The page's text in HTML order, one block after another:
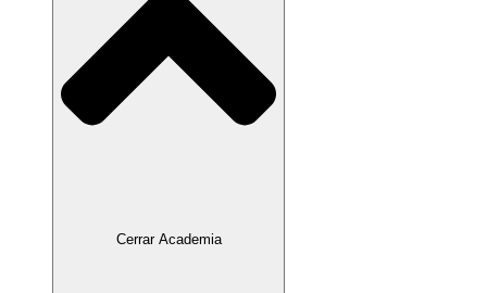
Cerrar Academia